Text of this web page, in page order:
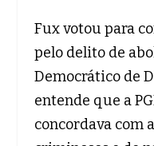
Fux votou para
pelo delito de
Democrático de
entende que a
concordava com